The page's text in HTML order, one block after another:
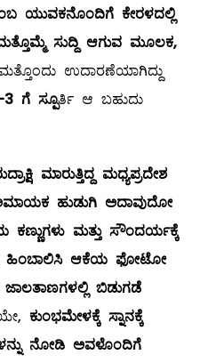
ಯುವಕನೊಂದಿಗೆ ಕೇರಳದಲ್ಲಿ
ಸುದ್ದಿ ಆಗುವ ಮೂಲಕ,
ಉದಾರಣೆಯಾಗಿದ್ದು
ಗೆ ಸ್ಪೂರ್ತಿ ಆ ಬಹುದು
ಮಾರುತ್ತಿದ್ದ ಮಧ್ಯಪ್ರದೇಶ
ಹುಡುಗಿ ಅದಾವುದೋ
ಮತ್ತು ಸೌಂದರ್ಯಕ್ಕೆ
ಹಿಂಬಾಲಿಸಿ ಆಕೆಯ ಫೋಟೋ
ಬಿಡುಗಡೆ
ಕುಂಭಮೇಳಕ್ಕೆ ಸ್ನಾನಕ್ಕೆ
ನೋಡಿ ಅವಳೊಂದಿಗೆ